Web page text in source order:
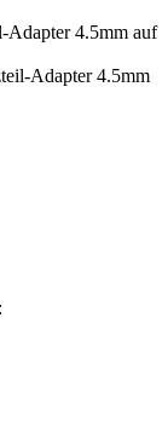
Adapter 4.5mm auf
Adapter 4.5mm